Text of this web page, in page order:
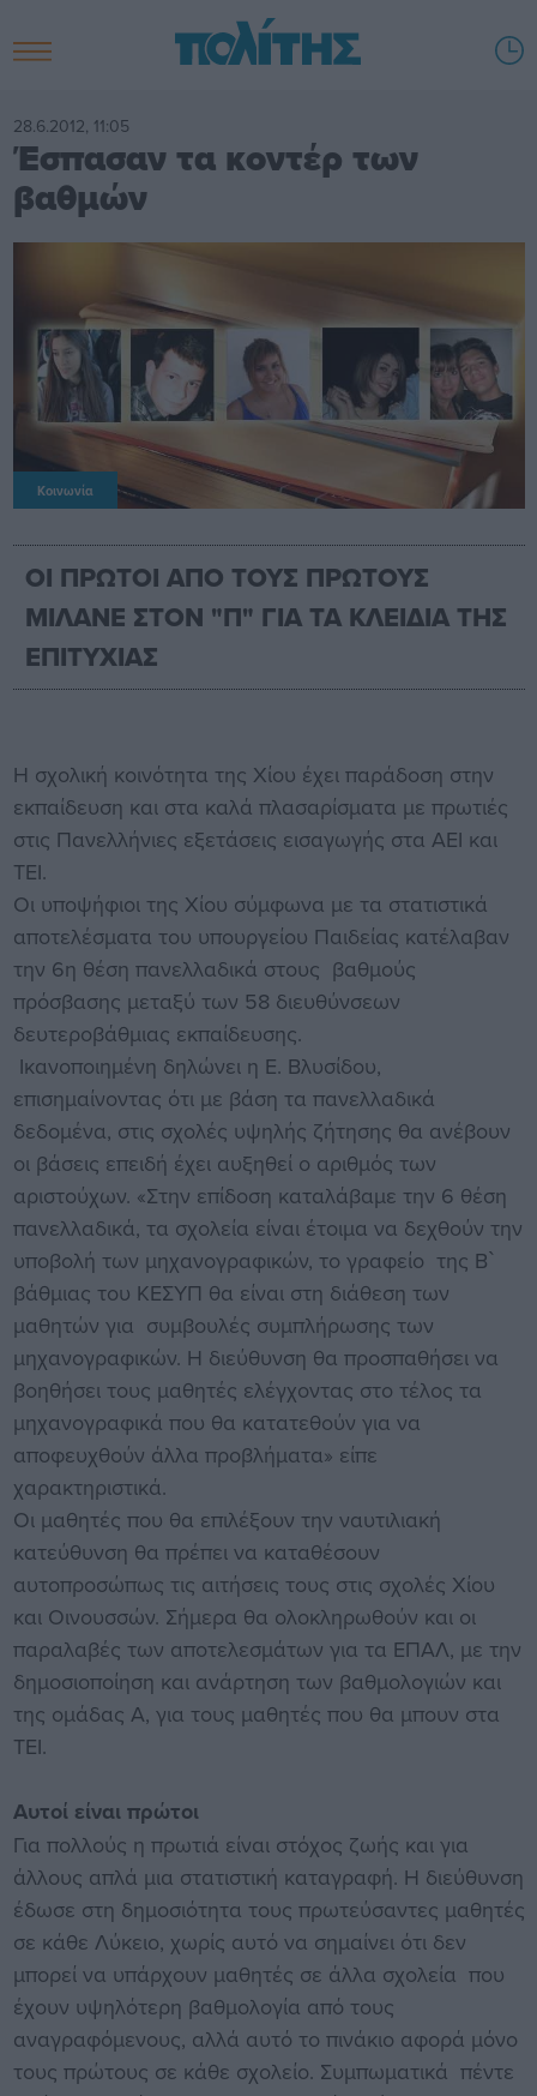
28.6.2012, 11:05
Έσπασαν τα κοντέρ των
βαθμών
Κοινωνία
ΟΙ ΠΡΩΤΟΙ ΑΠΟ ΤΟΥΣ ΠΡΩΤΟΥΣ
ΜΙΛΑΝΕ ΣΤΟΝ "Π" ΓΙΑ ΤΑ ΚΛΕΙΔΙΑ ΤΗΣ
ΕΠΙΤΥΧΙΑΣ
Η σχολική κοινότητα της Χίου έχει παράδοση στην
εκπαίδευση και στα καλά πλασαρίσματα με πρωτιές
στις Πανελλήνιες εξετάσεις εισαγωγής στα ΑΕΙ και
ΤΕΙ.
Οι υποψήφιοι της Χίου σύμφωνα με τα στατιστικά
αποτελέσματα του υπουργείου Παιδείας κατέλαβαν
την 6η θέση πανελλαδικά στους βαθμούς
πρόσβασης μεταξύ των 58 διευθύνσεων
δευτεροβάθμιας εκπαίδευσης.
Ικανοποιημένη δηλώνει η Ε. Βλυσίδου,
επισημαίνοντας ότι με βάση τα πανελλαδικά
δεδομένα, στις σχολές υψηλής ζήτησης θα ανέβουν
οι βάσεις επειδή έχει αυξηθεί ο αριθμός των
αριστούχων. «Στην επίδοση καταλάβαμε την 6 θέση
πανελλαδικά, τα σχολεία είναι έτοιμα να δεχθούν την
υποβολή των μηχανογραφικών, το γραφείο της Β`
βάθμιας του ΚΕΣΥΠ θα είναι στη διάθεση των
μαθητών για συμβουλές συμπλήρωσης των
μηχανογραφικών. Η διεύθυνση θα προσπαθήσει να
βοηθήσει τους μαθητές ελέγχοντας στο τέλος τα
μηχανογραφικά που θα κατατεθούν για να
αποφευχθούν άλλα προβλήματα» είπε
χαρακτηριστικά.
Οι μαθητές που θα επιλέξουν την ναυτιλιακή
κατεύθυνση θα πρέπει να καταθέσουν
αυτοπροσώπως τις αιτήσεις τους στις σχολές Χίου
και Οινουσσών. Σήμερα θα ολοκληρωθούν και οι
παραλαβές των αποτελεσμάτων για τα ΕΠΑΛ, με την
δημοσιοποίηση και ανάρτηση των βαθμολογιών και
της ομάδας Α, για τους μαθητές που θα μπουν στα
ΤΕΙ.
Αυτοί είναι πρώτοι
Για πολλούς η πρωτιά είναι στόχος ζωής και για
άλλους απλά μια στατιστική καταγραφή. Η διεύθυνση
έδωσε στη δημοσιότητα τους πρωτεύσαντες μαθητές
σε κάθε Λύκειο, χωρίς αυτό να σημαίνει ότι δεν
μπορεί να υπάρχουν μαθητές σε άλλα σχολεία που
έχουν υψηλότερη βαθμολογία από τους
αναγραφόμενους, αλλά αυτό το πινάκιο αφορά μόνο
τους πρώτους σε κάθε σχολείο. Συμπωματικά πέντε